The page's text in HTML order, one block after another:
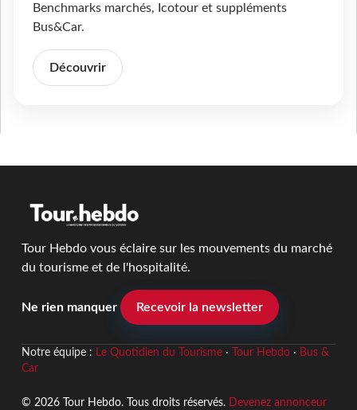
Benchmarks marchés, Icotour et suppléments
Bus&Car.
Découvrir
Tour Hebdo vous éclaire sur les mouvements du marché
du tourisme et de l'hospitalité.
Ne rien manquer Recevoir la newsletter
Notre équipe : Le Quotidien du Tourisme· Tour Hebdo· Bus &
Car
© 2026 Tour Hebdo. Tous droits réservés. Devenez annonceur